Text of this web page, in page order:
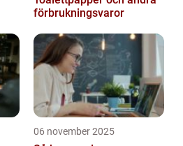
förbrukningsvaror
06 november 2025